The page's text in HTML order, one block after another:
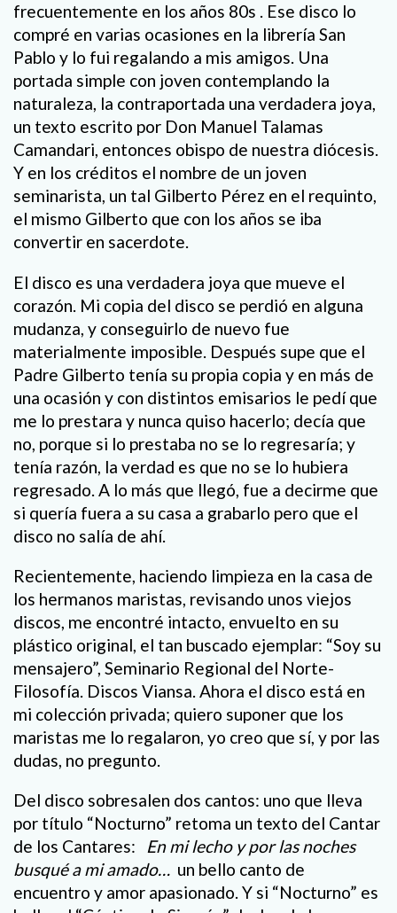
frecuentemente en los años 80s . Ese disco lo
compré en varias ocasiones en la librería San
Pablo y lo fui regalando a mis amigos. Una
portada simple con joven contemplando la
naturaleza, la contraportada una verdadera joya,
un texto escrito por Don Manuel Talamas
Camandari, entonces obispo de nuestra diócesis.
Y en los créditos el nombre de un joven
seminarista, un tal Gilberto Pérez en el requinto,
el mismo Gilberto que con los años se iba
convertir en sacerdote.
El disco es una verdadera joya que mueve el
corazón. Mi copia del disco se perdió en alguna
mudanza, y conseguirlo de nuevo fue
materialmente imposible. Después supe que el
Padre Gilberto tenía su propia copia y en más de
una ocasión y con distintos emisarios le pedí que
me lo prestara y nunca quiso hacerlo; decía que
no, porque si lo prestaba no se lo regresaría; y
tenía razón, la verdad es que no se lo hubiera
regresado. A lo más que llegó, fue a decirme que
si quería fuera a su casa a grabarlo pero que el
disco no salía de ahí.
Recientemente, haciendo limpieza en la casa de
los hermanos maristas, revisando unos viejos
discos, me encontré intacto, envuelto en su
plástico original, el tan buscado ejemplar: “Soy su
mensajero”, Seminario Regional del Norte-
Filosofía. Discos Viansa. Ahora el disco está en
mi colección privada; quiero suponer que los
maristas me lo regalaron, yo creo que sí, y por las
dudas, no pregunto.
Del disco sobresalen dos cantos: uno que lleva
por título “Nocturno” retoma un texto del Cantar
de los Cantares: En mi lecho y por las noches
busqué a mi amado… un bello canto de
encuentro y amor apasionado. Y si “Nocturno” es